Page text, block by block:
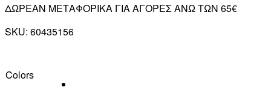
ΔΩΡΕΑΝ ΜΕΤΑΦΟΡΙΚΑ ΓΙΑ ΑΓΟΡΕΣ ΑΝΩ ΤΩΝ 65€
SKU: 60435156
Colors